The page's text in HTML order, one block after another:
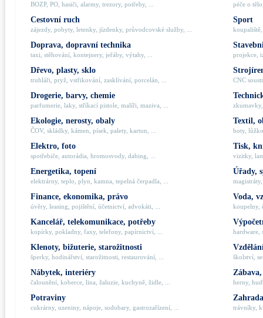
BOZP, PO, hasiči, alarmy, trezory, potřeby, ...
Cestovní ruch
zájezdy, pobyty, letenky, jízdenky, průvodcovské služby, ...
Doprava, dopravní technika
taxi, stěhování, kontejnery, jeřáby, výtahy, ...
Dřevo, plasty, sklo
truhláři, pryž, vstřikování, zasklívání, porcelán, ...
Drogerie, barvy, chemie
parfumerie, laky, stříkací pistole, malíři, maziva, ...
Ekologie, nerosty, obaly
ČOV, skládky, kámen, písek, palety, karton, ...
Elektro, foto
spotřebiče, autorádia, hromosvody, dabing, ...
Energetika, topení
elektrárny, teplo, plyn, kamna, tepelná čerpadla, ...
Finance, ekonomika, právo
úvěry, leasing, pojištění, účetnictví, advokáti, ...
Kancelář, telekomunikace, potřeby
kopírky, pokladny, faxy, telefony, papírnictví, ...
Klenoty, bižuterie, starožitnosti
šperky, hodinářství, starožitnosti, restaurování, ...
Nábytek, interiéry
čalounění, koberce, lina, žaluzie, kuchyně, židle, ...
Potraviny
cukrárny, uzeniny, nápoje, sodobary, gastrozařízení, ...
péče o
Sport
projekce,
CNC
Textil,
boty,
Tisk,
vizitky,
Úřady,
Voda,
koupelny,
hardware,
školství,
herny,
trávníky,